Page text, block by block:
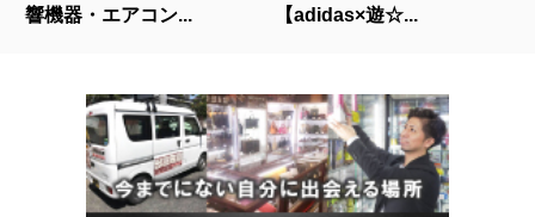
響機器・エアコン...
【adidas×遊☆...